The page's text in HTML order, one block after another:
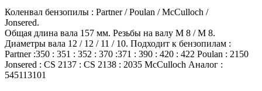
Коленвал бензопилы : Partner / Poulan / McCulloch /
Общая длина вала 157 мм. Резьбы на валу М 8 / М 8.
Диаметры вала 12 / 12 / 11 / 10. Подходит к бензопилам :
Partner :350 : 351 : 352 : 370 :371 : 390 : 420 : 422 Poulan : 2150
Jonsered : CS 2137 : CS 2138 : 2035 McCulloch Аналог :
545113101